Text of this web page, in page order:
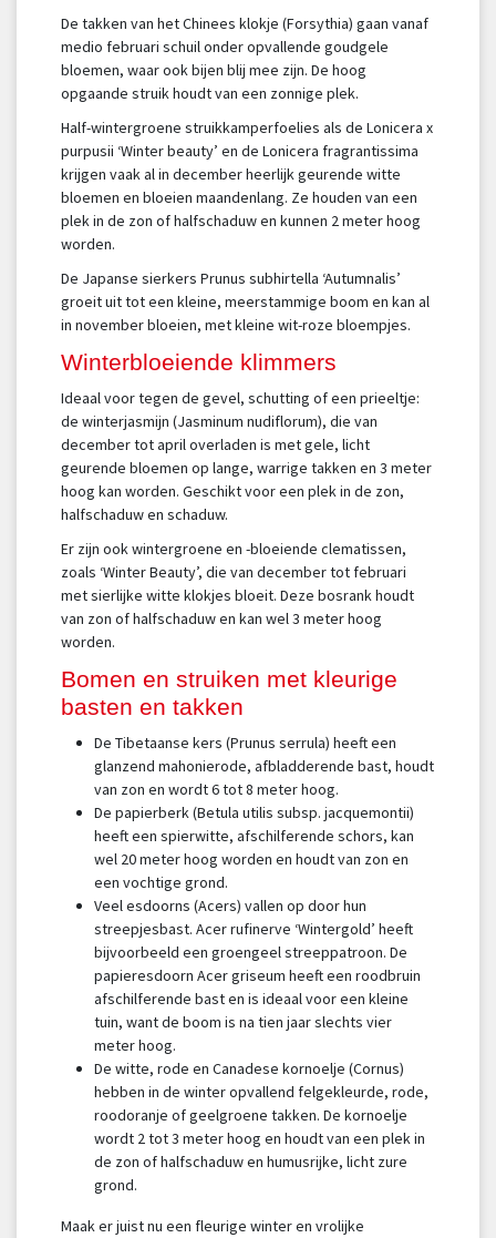
De takken van het Chinees klokje (Forsythia) gaan vanaf
medio februari schuil onder opvallende goudgele
bloemen, waar ook bijen blij mee zijn. De hoog
opgaande struik houdt van een zonnige plek.
Half-wintergroene struikkamperfoelies als de Lonicera x
purpusii ‘Winter beauty’ en de Lonicera fragrantissima
krijgen vaak al in december heerlijk geurende witte
bloemen en bloeien maandenlang. Ze houden van een
plek in de zon of halfschaduw en kunnen 2 meter hoog
worden.
De Japanse sierkers Prunus subhirtella ‘Autumnalis’
groeit uit tot een kleine, meerstammige boom en kan al
in november bloeien, met kleine wit-roze bloempjes.
Winterbloeiende klimmers
Ideaal voor tegen de gevel, schutting of een prieeltje:
de winterjasmijn (Jasminum nudiflorum), die van
december tot april overladen is met gele, licht
geurende bloemen op lange, warrige takken en 3 meter
hoog kan worden. Geschikt voor een plek in de zon,
halfschaduw en schaduw.
Er zijn ook wintergroene en -bloeiende clematissen,
zoals ‘Winter Beauty’, die van december tot februari
met sierlijke witte klokjes bloeit. Deze bosrank houdt
van zon of halfschaduw en kan wel 3 meter hoog
worden.
Bomen en struiken met kleurige
basten en takken
De Tibetaanse kers (Prunus serrula) heeft een
glanzend mahonierode, afbladderende bast, houdt
van zon en wordt 6 tot 8 meter hoog.
De papierberk (Betula utilis subsp. jacquemontii)
heeft een spierwitte, afschilferende schors, kan
wel 20 meter hoog worden en houdt van zon en
een vochtige grond.
Veel esdoorns (Acers) vallen op door hun
streepjesbast. Acer rufinerve ‘Wintergold’ heeft
bijvoorbeeld een groengeel streeppatroon. De
papieresdoorn Acer griseum heeft een roodbruin
afschilferende bast en is ideaal voor een kleine
tuin, want de boom is na tien jaar slechts vier
meter hoog.
De witte, rode en Canadese kornoelje (Cornus)
hebben in de winter opvallend felgekleurde, rode,
roodoranje of geelgroene takken. De kornoelje
wordt 2 tot 3 meter hoog en houdt van een plek in
de zon of halfschaduw en humusrijke, licht zure
grond.
Maak er juist nu een fleurige winter en vrolijke